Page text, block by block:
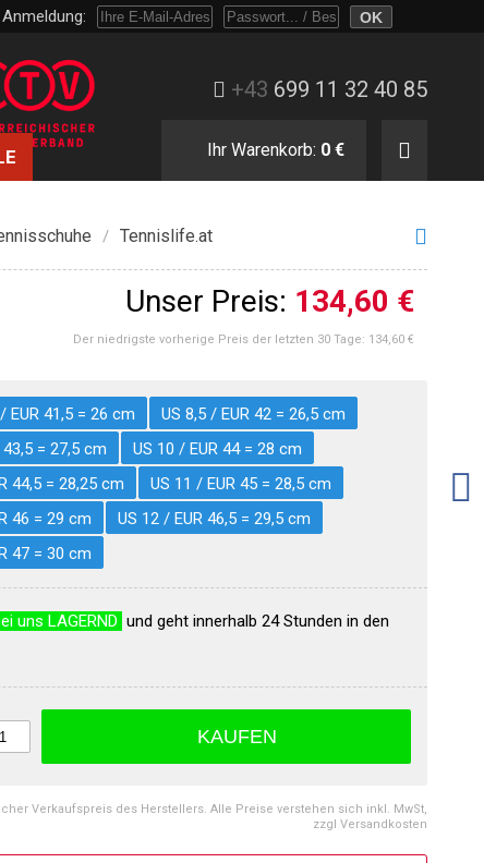
Anmeldung:
+43 699 11 32 40 85
Ihr Warenkorb: 0 €
/ Tennislife.at
Unser Preis: 134,60 €
Der niedrigste vorherige Preis der letzten 30 Tage: 134,60 €
EUR 41,5 = 26 cm
US 8,5 / EUR 42 = 26,5 cm
43,5 = 27,5 cm
US 10 / EUR 44 = 28 cm
44,5 = 28,25 cm
US 11 / EUR 45 = 28,5 cm
46 = 29 cm
US 12 / EUR 46,5 = 29,5 cm
47 = 30 cm
uns LAGERND und geht innerhalb 24 Stunden in den
KAUFEN
Verkaufspreis des Herstellers. Alle Preise verstehen sich inkl. MwSt,
zzgl Versandkosten